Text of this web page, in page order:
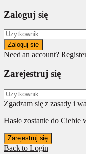
Zaloguj się
Zaloguj się
Need an account?
Zarejestruj się
Zgadzam się z zasady i
Hasło zostanie do Ciebie
Zarejestruj się
Back to Login